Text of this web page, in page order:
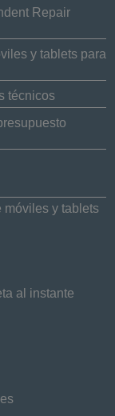
Repair
y tablets para
técnicos
móviles y tablets
al instante